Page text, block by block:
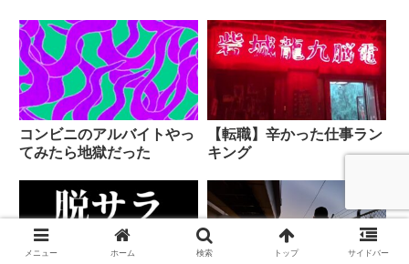
コンビニのアルバイトやっ
てみたら地獄だった
【転職】辛かった仕事ラン
キング
メニュー ホーム 検索 トップ サイドバー